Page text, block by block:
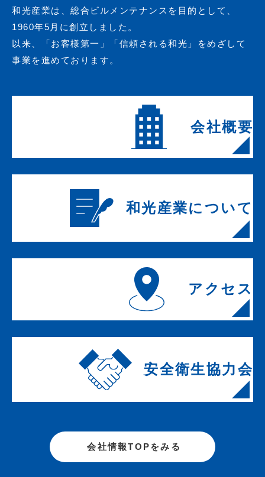
和光産業は、総合ビルメンテナンスを目的として、
1960年5月に創立しました。
以来、「お客様第一」「信頼される和光」をめざして
事業を進めております。
会社概要
和光産業について
アクセス
安全衛生協力会
会社情報TOPをみる